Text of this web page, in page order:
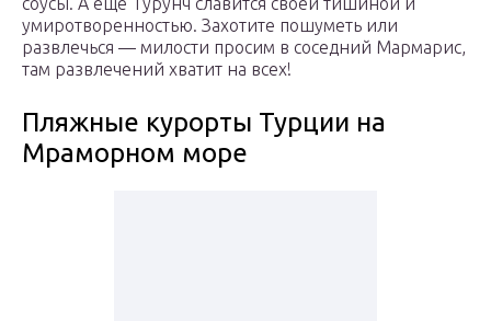
умиротворенностью. Захотите пошуметь или
развлечься — милости просим в соседний Мармарис,
там развлечений хватит на всех!
Пляжные курорты Турции на
Мраморном море